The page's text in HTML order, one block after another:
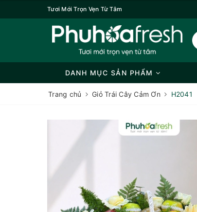
Tươi Mới Trọn Vẹn Từ Tâm
DANH MỤC SẢN PHẨM
Trang chủ Giỏ Trái Cây Cảm Ơn H2041